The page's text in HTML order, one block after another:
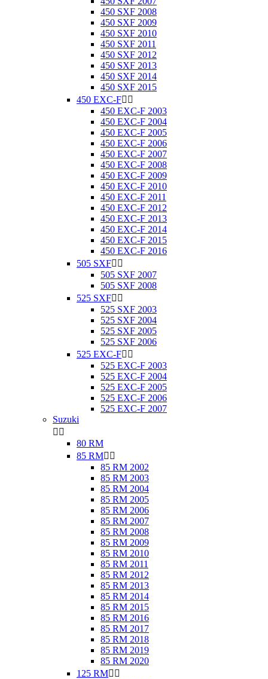
450 SXF 2008
450 SXF 2009
450 SXF 2010
450 SXF 2011
450 SXF 2012
450 SXF 2013
450 SXF 2014
450 SXF 2015
450 EXC-F 
450 EXC-F 2003
450 EXC-F 2004
450 EXC-F 2005
450 EXC-F 2006
450 EXC-F 2007
450 EXC-F 2008
450 EXC-F 2009
450 EXC-F 2010
450 EXC-F 2011
450 EXC-F 2012
450 EXC-F 2013
450 EXC-F 2014
450 EXC-F 2015
450 EXC-F 2016
505 SXF 
505 SXF 2007
505 SXF 2008
525 SXF 
525 SXF 2003
525 SXF 2004
525 SXF 2005
525 SXF 2006
525 EXC-F 
525 EXC-F 2003
525 EXC-F 2004
525 EXC-F 2005
525 EXC-F 2006
525 EXC-F 2007
Suzuki
 
80 RM
85 RM 
85 RM 2002
85 RM 2003
85 RM 2004
85 RM 2005
85 RM 2006
85 RM 2007
85 RM 2008
85 RM 2009
85 RM 2010
85 RM 2011
85 RM 2012
85 RM 2013
85 RM 2014
85 RM 2015
85 RM 2016
85 RM 2017
85 RM 2018
85 RM 2019
85 RM 2020
125 RM 